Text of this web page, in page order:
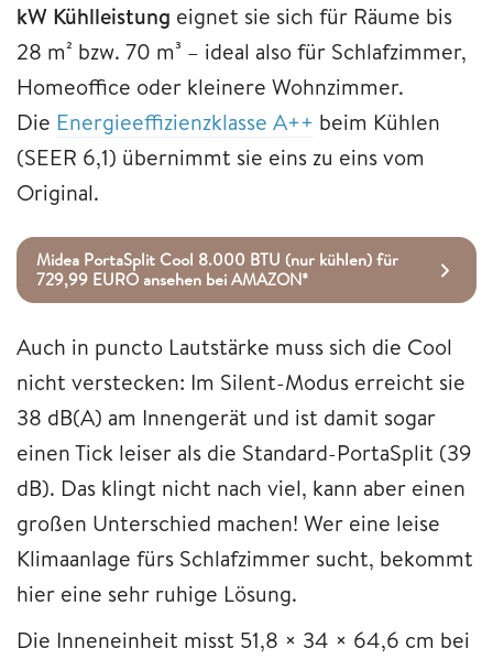
kW Kühlleistung eignet sie sich für Räume bis
28 m² bzw. 70 m³ – ideal also für Schlafzimmer,
Homeoffice oder kleinere Wohnzimmer.
Die Energieeffizienzklasse A++ beim Kühlen
(SEER 6,1) übernimmt sie eins zu eins vom
Original.
Midea PortaSplit Cool 8.000 BTU (nur kühlen) für
729,99 EURO ansehen bei AMAZON*
Auch in puncto Lautstärke muss sich die Cool
nicht verstecken: Im Silent-Modus erreicht sie
38 dB(A) am Innengerät und ist damit sogar
einen Tick leiser als die Standard-PortaSplit (39
dB). Das klingt nicht nach viel, kann aber einen
großen Unterschied machen! Wer eine leise
Klimaanlage fürs Schlafzimmer sucht, bekommt
hier eine sehr ruhige Lösung.
Die Inneneinheit misst 51,8 × 34 × 64,6 cm bei